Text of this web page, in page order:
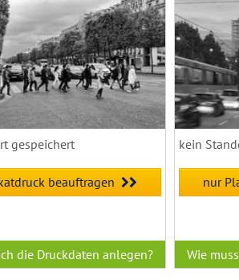
gespeichert
beauftragen
die Druckdaten anlegen?
kein
nur
Wie